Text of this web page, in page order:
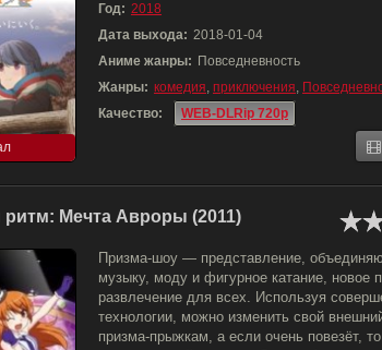
Год: 2018
Дата выхода: 2018-01-04
Аниме жанры: Повседневность
Жанры: комедия, приключения,
Качество:
WEB-DLRip 720p
ритм: Мечта Авроры (2011)
Призма-шоу — представление,
музыку, моду и фигурное катание, новое
развлечение для всех. Используя
технологии, можно изменить свой
призма-прыжкам, а если очень повезёт,